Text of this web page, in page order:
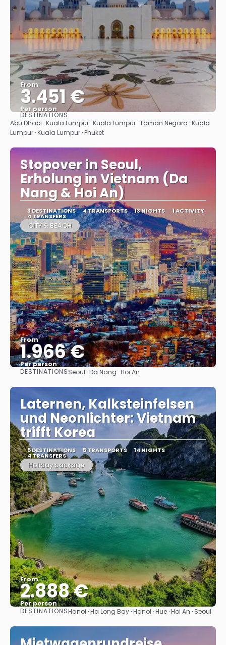
From
3.451 €
Per person
See
DESTINATIONS
Abu Dhabi · Kuala Lumpur · Kuala Lumpur · Taman Negara · Kuala
Lumpur · Kuala Lumpur · Phuket
Stopover in Seoul,
Erholung in Vietnam (Da
Nang & Hoi An)
3 DESTINATIONS 4 TRANSPORTS 13 NIGHTS 1 ACTIVITY
4 TRANSFERS
CITY & BEACH
From
1.966 €
Per person
See
DESTINATIONSSeoul · Da Nang · Hoi An
Laternen, Kalksteinfelsen
und Neonlichter: Vietnam
trifft Korea
5 DESTINATIONS 5 TRANSPORTS 14 NIGHTS
4 TRANSFERS
Holiday package
From
2.888 €
Per person
See
DESTINATIONSHanoi · Ha Long Bay · Hanoi · Hue · Hoi An · Seoul